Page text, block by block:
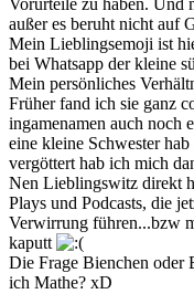
Vorurteile zu haben. Und
außer es beruht nicht auf
Mein Lieblingsemoji ist
bei Whatsapp der kleine
Mein persönliches
Früher fand ich sie ganz
ingamenamen auch noch
eine kleine Schwester
vergöttert hab ich mich
Nen Lieblingswitz direkt
Plays und Podcasts, die
Verwirrung führen...bzw
kaputt
Die Frage Bienchen oder
ich Mathe? xD